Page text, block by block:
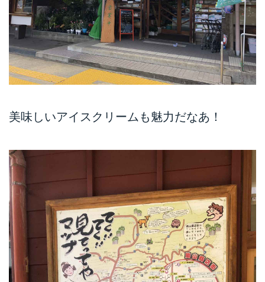
美味しいアイスクリームも魅力だなあ！